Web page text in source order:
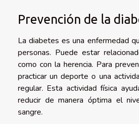
Prevención de la
La diabetes es una enfermedad
personas. Puede estar
como con la herencia. Para
practicar un deporte o una
regular. Esta actividad física
reducir de manera óptima el
sangre.